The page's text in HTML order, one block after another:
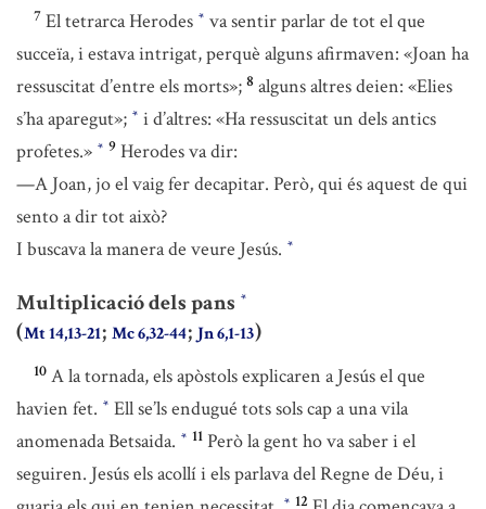
7 El tetrarca Herodes * va sentir parlar de tot el que
succeïa, i estava intrigat, perquè alguns afirmaven: «Joan ha
ressuscitat d’entre els morts»; 8 alguns altres deien: «Elies
s’ha aparegut»; * i d’altres: «Ha ressuscitat un dels antics
profetes.» * 9 Herodes va dir:
—A Joan, jo el vaig fer decapitar. Però, qui és aquest de qui
sento a dir tot això?
I buscava la manera de veure Jesús. *
Multiplicació dels pans *
(Mt 14,13-21; Mc 6,32-44;Jn 6,1-13)
10 A la tornada, els apòstols explicaren a Jesús el que
havien fet. * Ell se’ls endugué tots sols cap a una vila
anomenada Betsaida. * 11 Però la gent ho va saber i el
seguiren. Jesús els acollí i els parlava del Regne de Déu, i
* 12